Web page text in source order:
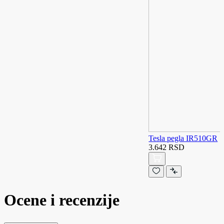
Tesla pegla IR510GR
3.642 RSD
Ocene i recenzije